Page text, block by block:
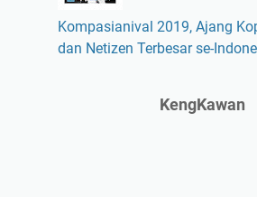
Kompasianival 2019, Ajang
dan Netizen Terbesar se-
KengKawan